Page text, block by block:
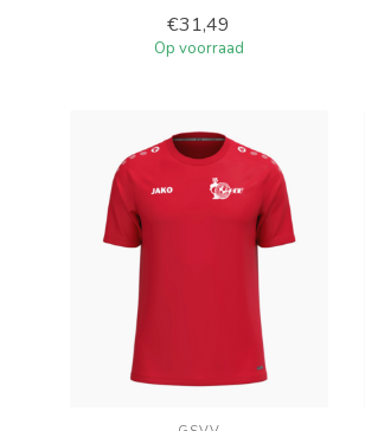
€31,49
Op voorraad